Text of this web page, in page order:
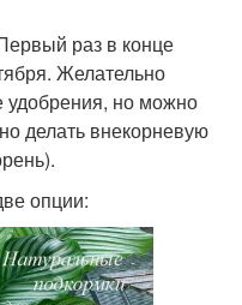
раз в конце
Желательно
удобрения, но можно
делать внекорневую
опции: